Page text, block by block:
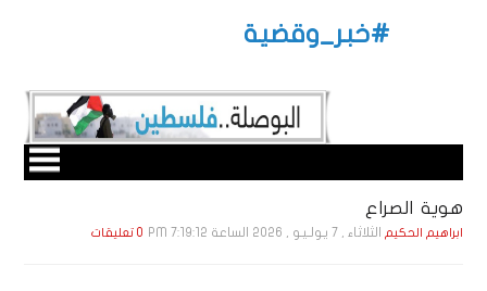
#خبر_وقضية
هوية الصراع
ابراهيم الحكيم الثلاثاء , 7 يـولـيـو , 2026 الساعة 7:19:12 PM 0 تعليقات